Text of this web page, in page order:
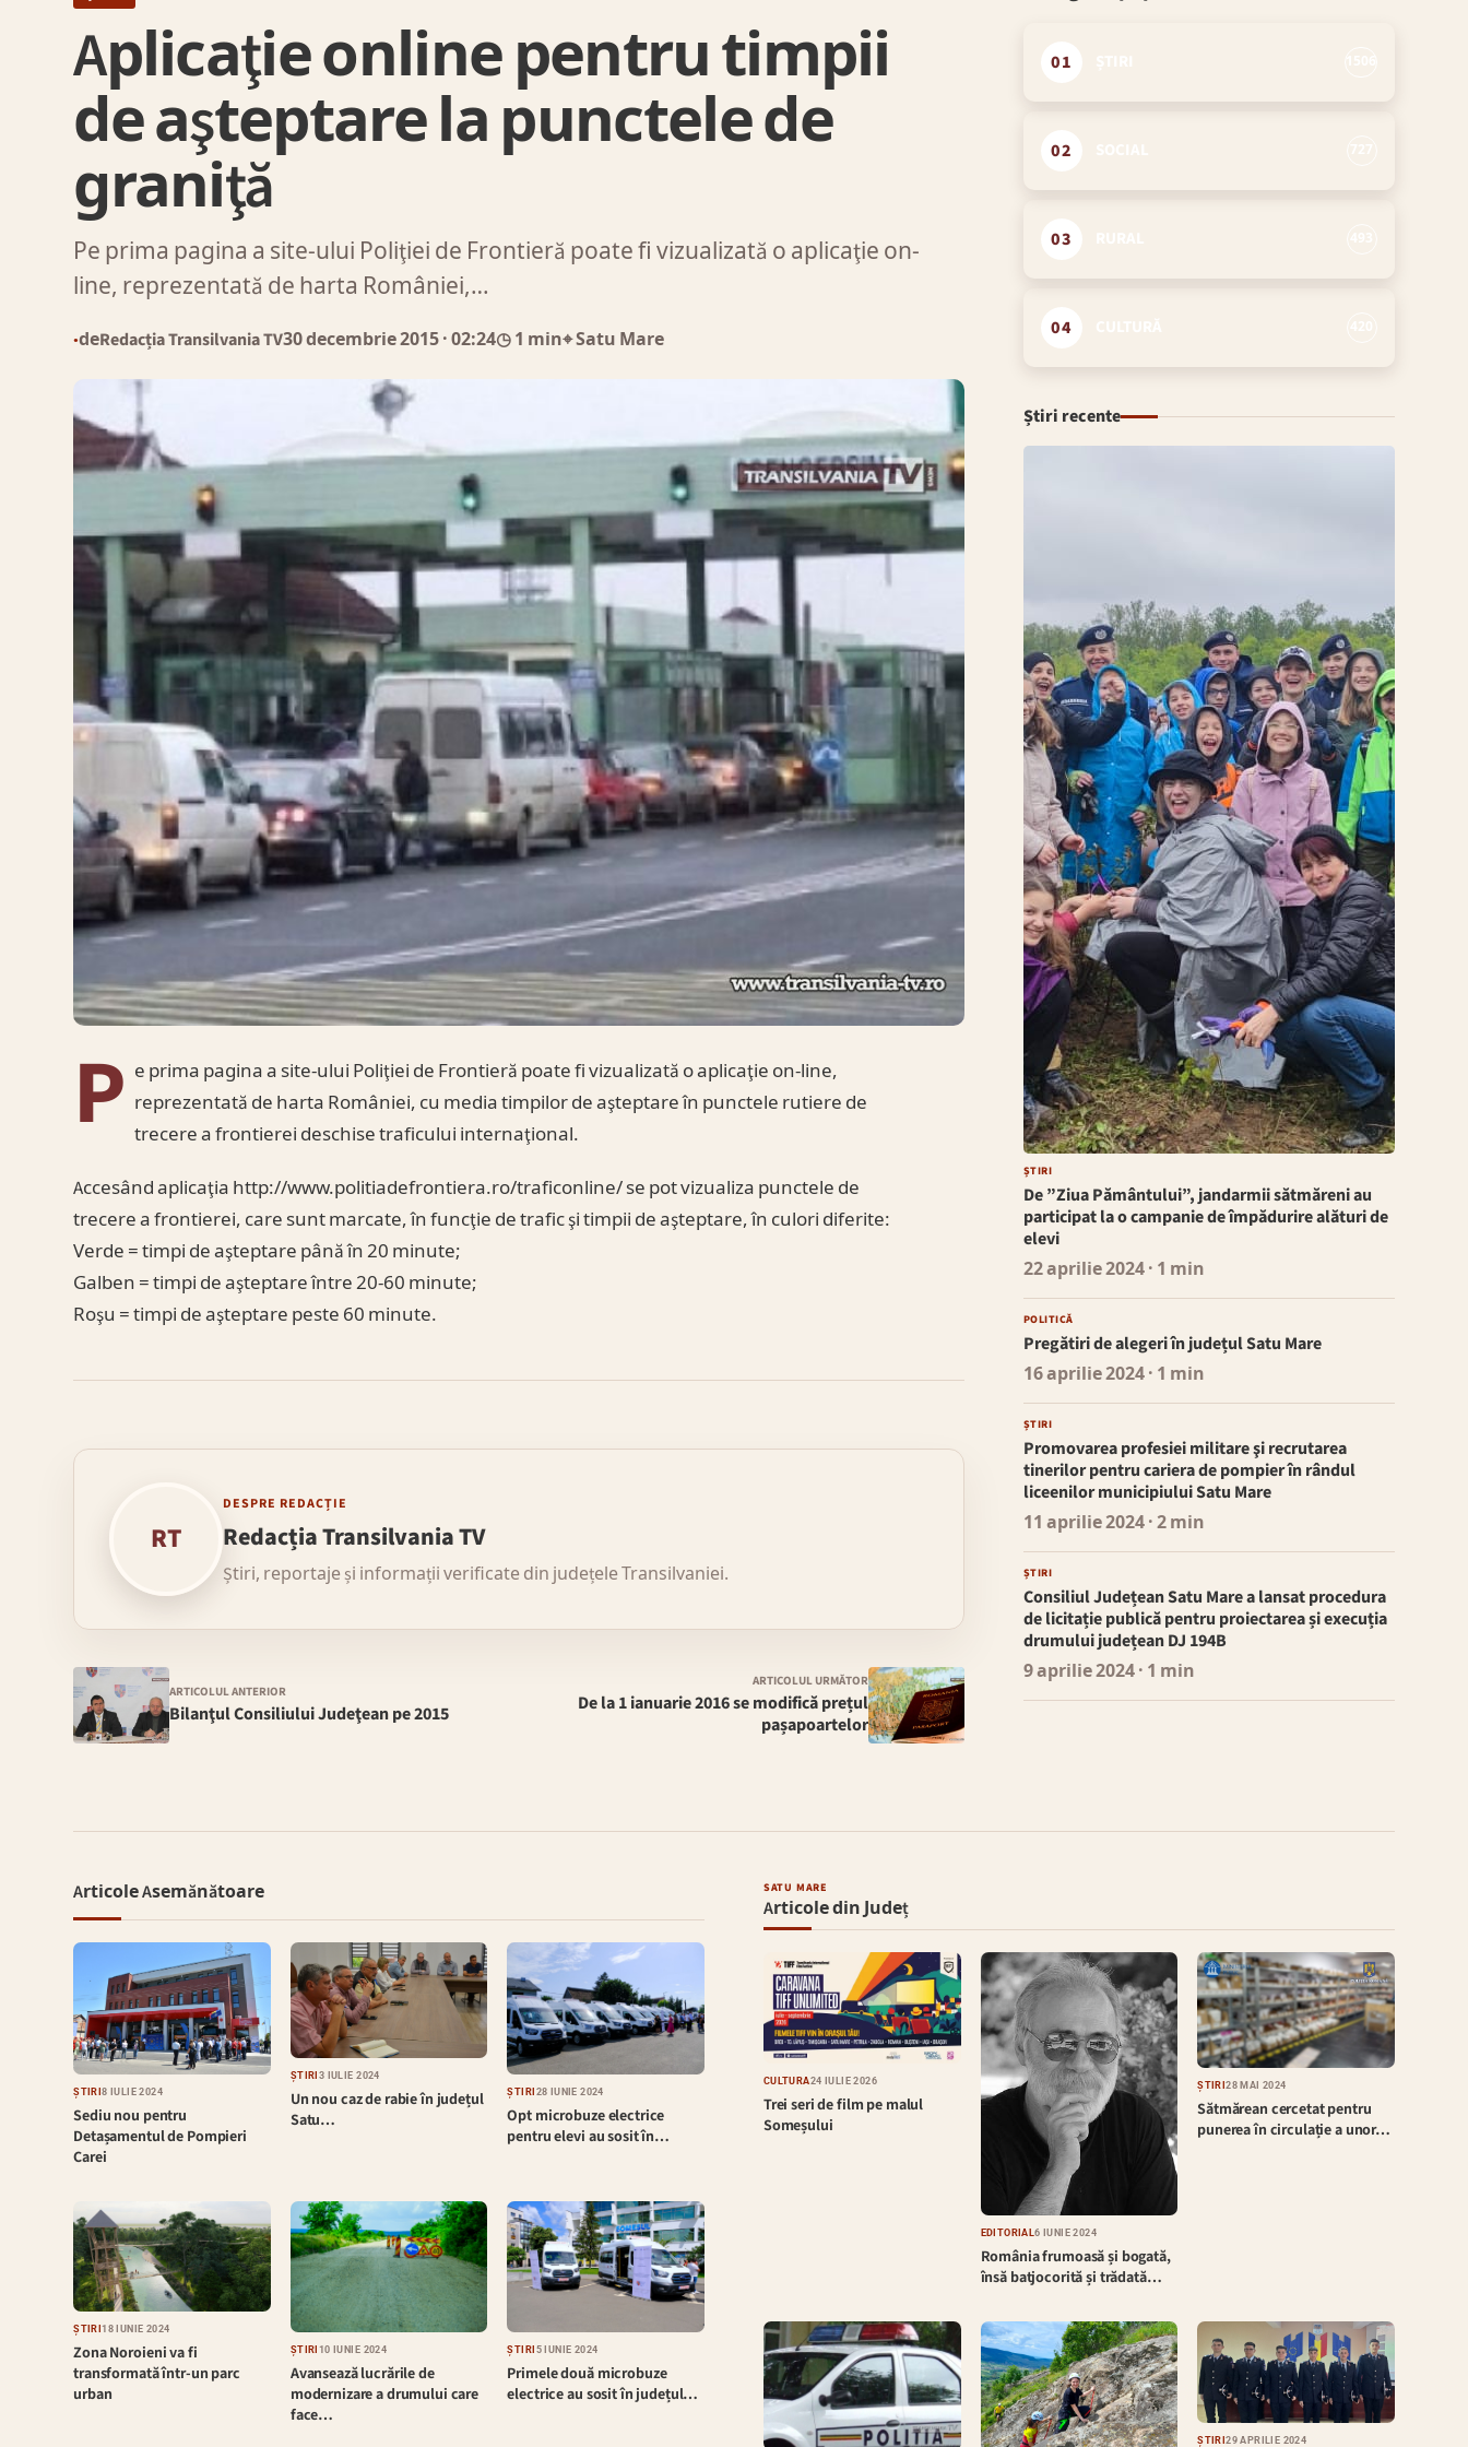
Aplicaţie online pentru timpii
de aşteptare la punctele de
graniţă
Pe prima pagina a site-ului Poliţiei de Frontieră poate fi vizualizată o aplicaţie on-
line, reprezentată de harta României,…
●deRedacția Transilvania TV30 decembrie 2015· 02:24◷ 1 min⌖ Satu Mare
P e prima pagina a site-ului Poliţiei de Frontieră poate fi vizualizată o aplicaţie on-line,
reprezentată de harta României, cu media timpilor de aşteptare în punctele rutiere de
trecere a frontierei deschise traficului internaţional.
Accesând aplicaţia http://www.politiadefrontiera.ro/traficonline/ se pot vizualiza punctele de
trecere a frontierei, care sunt marcate, în funcţie de trafic şi timpii de aşteptare, în culori diferite:
Verde = timpi de aşteptare până în 20 minute;
Galben = timpi de aşteptare între 20-60 minute;
Roşu = timpi de aşteptare peste 60 minute.
RT
DESPRE REDACȚIE
Redacția Transilvania TV
Știri, reportaje și informații verificate din județele Transilvaniei.
ARTICOLUL ANTERIOR
Bilanţul Consiliului Judeţean pe 2015
ARTICOLUL URMĂTOR
De la 1 ianuarie 2016 se modifică prețul
pașapoartelor
01
02
03
04
Știri recente
ȘTIRI
De ”Ziua Pământului”, jandarmii sătmăreni au
participat la o campanie de împădurire alături de
elevi
22 aprilie 2024· 1 min
POLITICĂ
Pregătiri de alegeri în județul Satu Mare
16 aprilie 2024· 1 min
ȘTIRI
Promovarea profesiei militare şi recrutarea
tinerilor pentru cariera de pompier în rândul
liceenilor municipiului Satu Mare
11 aprilie 2024· 2 min
ȘTIRI
Consiliul Județean Satu Mare a lansat procedura
de licitație publică pentru proiectarea și execuția
drumului județean DJ 194B
9 aprilie 2024· 1 min
Articole Asemănătoare
ȘTIRI8 IULIE 2024
Sediu nou pentru
Detașamentul de Pompieri
Carei
ȘTIRI 3 IULIE 2024
Un nou caz de rabie în județul
Satu…
ȘTIRI 28 IUNIE 2024
Opt microbuze electrice
pentru elevi au sosit în…
ȘTIRI18 IUNIE 2024
Zona Noroieni va fi
transformată într-un parc
urban
ȘTIRI 10 IUNIE 2024
Avansează lucrările de
modernizare a drumului care
face…
ȘTIRI 5 IUNIE 2024
Primele două microbuze
electrice au sosit în județul…
SATU MARE
Articole din Județ
CULTURĂ24 IULIE 2026
Trei seri de film pe malul
Someșului
EDITORIAL6 IUNIE 2024
România frumoasă și bogată,
însă batjocorită și trădată…
ȘTIRI28 MAI 2024
Sătmărean cercetat pentru
punerea în circulație a unor…
ȘTIRI29 APRILIE 2024